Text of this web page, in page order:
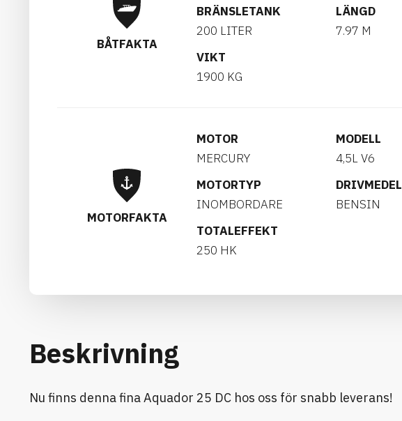
BÅTFAKTA
BRÄNSLETANK
200 LITER
LÄNGD
7.97 M
VIKT
1900 KG
MOTORFAKTA
MOTOR
MERCURY
MODELL
4,5L V6
MOTORTYP
INOMBORDARE
DRIVMEDEL
BENSIN
TOTALEFFEKT
250 HK
Beskrivning
Nu finns denna fina Aquador 25 DC hos oss för snabb leverans!